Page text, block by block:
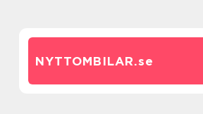
NYTTOMBILAR.se